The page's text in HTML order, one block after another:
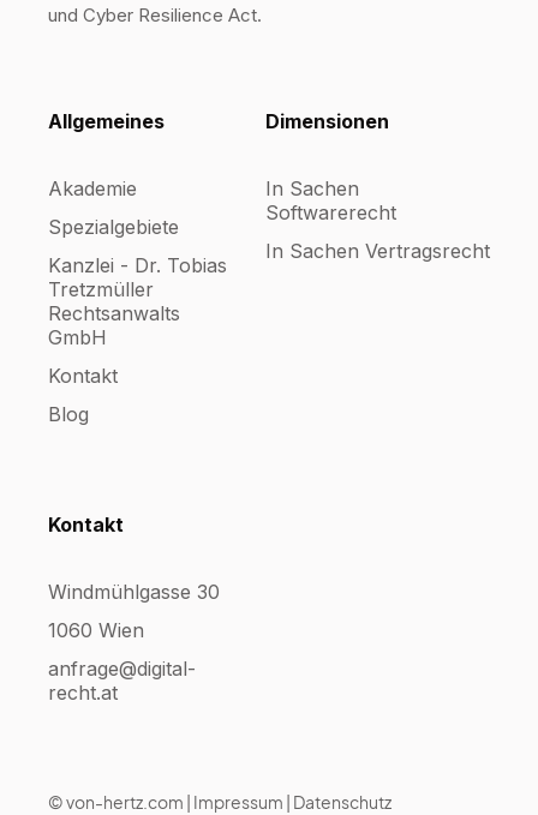
und Cyber Resilience Act.
Allgemeines
Akademie
Spezialgebiete
Kanzlei - Dr. Tobias
Tretzmüller
Rechtsanwalts
GmbH
Kontakt
Blog
Dimensionen
In Sachen
Softwarerecht
In Sachen Vertragsrecht
Kontakt
Windmühlgasse 30
1060 Wien
anfrage@digital-
recht.at
©von-hertz.com | Impressum | Datenschutz